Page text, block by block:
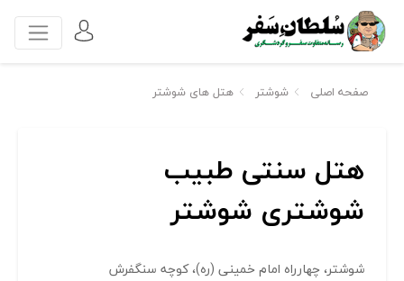
صفحه اصلی شوشتر هتل های شوشتر
هتل سنتی طبیب
شوشتری شوشتر
شوشتر، چهارراه امام خمینی (ره)، کوچه سنگفرش